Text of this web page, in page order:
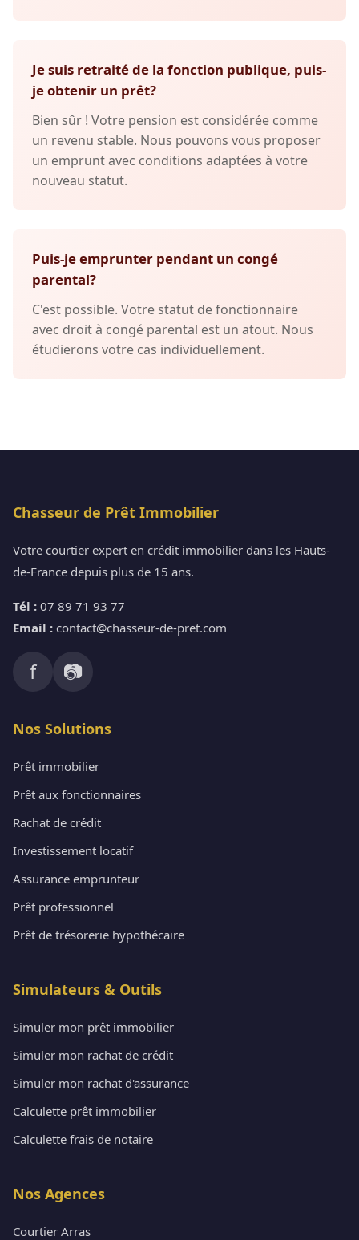
Je suis retraité de la fonction publique, puis-
je obtenir un prêt?
Bien sûr ! Votre pension est considérée comme
un revenu stable. Nous pouvons vous proposer
un emprunt avec conditions adaptées à votre
nouveau statut.
Puis-je emprunter pendant un congé
parental?
C'est possible. Votre statut de fonctionnaire
avec droit à congé parental est un atout. Nous
étudierons votre cas individuellement.
Chasseur de Prêt Immobilier
Votre courtier expert en crédit immobilier dans les Hauts-
de-France depuis plus de 15 ans.
Tél : 07 89 71 93 77
Email : contact@chasseur-de-pret.com
f 📷
Nos Solutions
Prêt immobilier
Prêt aux fonctionnaires
Rachat de crédit
Investissement locatif
Assurance emprunteur
Prêt professionnel
Prêt de trésorerie hypothécaire
Simulateurs & Outils
Simuler mon prêt immobilier
Simuler mon rachat de crédit
Simuler mon rachat d'assurance
Calculette prêt immobilier
Calculette frais de notaire
Nos Agences
Courtier Arras